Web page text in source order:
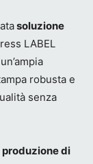
soluzione
LABEL
robusta e
senza
produzione di